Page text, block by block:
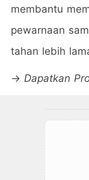
membantu
pewarnaan
tahan lebih
→ Dapatkan